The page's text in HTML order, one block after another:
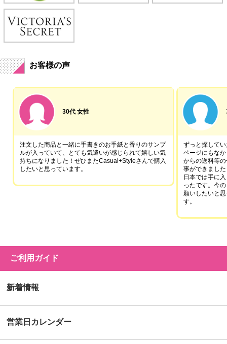
お客様の声
30代 女性
注文した商品と一緒に手書きのお手紙と香りのサンプ
ルが入っていて、とても気遣いが感じられて嬉しい気
持ちになりました！ぜひまたCasual+Styleさんで購入
したいと思っています。
ずっと探して
ページにもな
からの送料等
事ができました
日本では手に
ったです。今
願いしたいと
す。
ご利用ガイド
新着情報
営業日カレンダー